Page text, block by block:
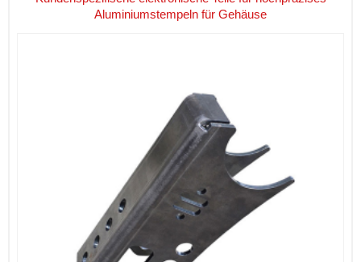
Aluminiumstempeln für Gehäuse